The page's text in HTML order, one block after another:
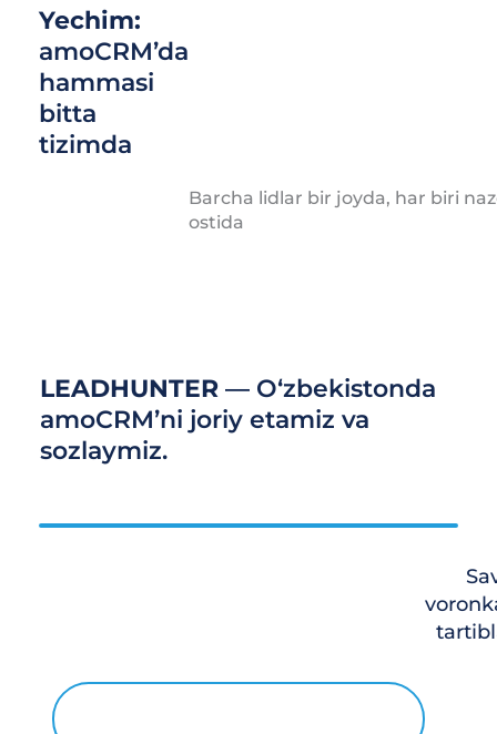
Yechim:
amoCRM’da
hammasi
bitta
tizimda
Barcha lidlar bir joyda, har biri
ostida
LEADHUNTER — O‘zbekistonda
amoCRM’ni joriy etamiz va
sozlaymiz.